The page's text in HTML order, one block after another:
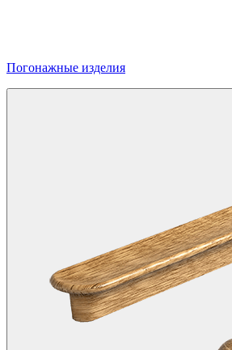
Погонажные изделия